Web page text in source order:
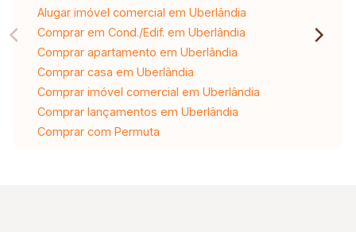
Alugar imóvel comercial em Uberlândia
Comprar em Cond./Edif. em Uberlândia
Comprar apartamento em Uberlândia
Comprar casa em Uberlândia
Comprar imóvel comercial em Uberlândia
Comprar lançamentos em Uberlândia
Comprar com Permuta